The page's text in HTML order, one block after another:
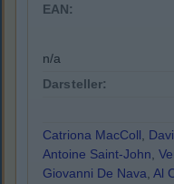
EAN:
n/a
Darsteller:
Catriona MacColl,
Antoine Saint-John,
Giovanni De Nava, Al